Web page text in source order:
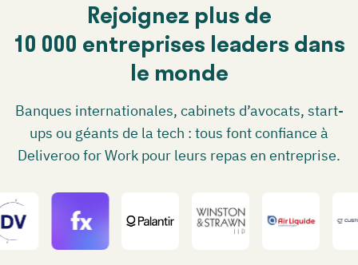
Rejoignez plus de
10 000 entreprises leaders dans
le monde
Banques internationales, cabinets d’avocats, start-
ups ou géants de la tech : tous font confiance à
Deliveroo for Work pour leurs repas en entreprise.